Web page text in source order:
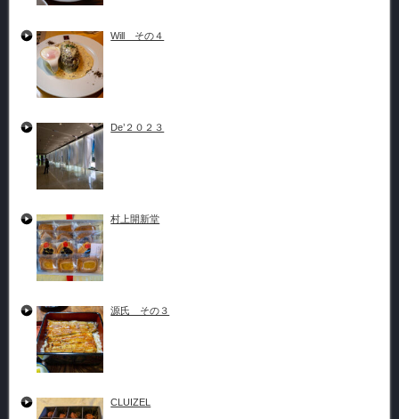
Will その４
De’２０２３
村上開新堂
源氏 その３
CLUIZEL